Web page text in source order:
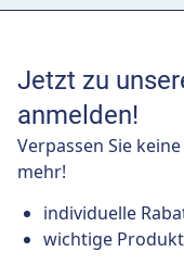
Jetzt zu
anmelden!
Verpassen Sie
mehr!
individuelle
wichtige